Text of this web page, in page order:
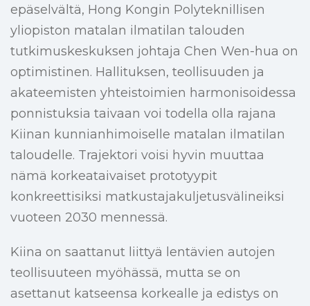
epäselvältä, Hong Kongin Polyteknillisen
yliopiston matalan ilmatilan talouden
tutkimuskeskuksen johtaja Chen Wen-hua on
optimistinen. Hallituksen, teollisuuden ja
akateemisten yhteistoimien harmonisoidessa
ponnistuksia taivaan voi todella olla rajana
Kiinan kunnianhimoiselle matalan ilmatilan
taloudelle. Trajektori voisi hyvin muuttaa
nämä korkeataivaiset prototyypit
konkreettisiksi matkustajakuljetusvälineiksi
vuoteen 2030 mennessä.
Kiina on saattanut liittyä lentävien autojen
teollisuuteen myöhässä, mutta se on
asettanut katseensa korkealle ja edistys on